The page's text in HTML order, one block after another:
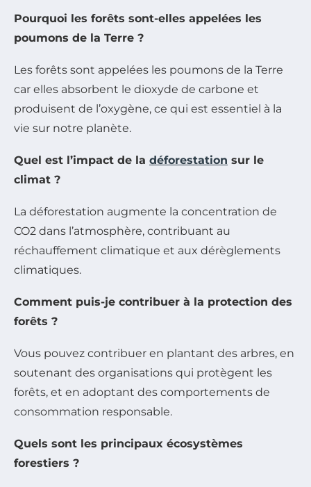
Pourquoi les forêts sont-elles appelées les
poumons de la Terre ?
Les forêts sont appelées les poumons de la Terre
car elles absorbent le dioxyde de carbone et
produisent de l’oxygène, ce qui est essentiel à la
vie sur notre planète.
Quel est l’impact de la déforestation sur le
climat ?
La déforestation augmente la concentration de
CO2 dans l’atmosphère, contribuant au
réchauffement climatique et aux dérèglements
climatiques.
Comment puis-je contribuer à la protection des
forêts ?
Vous pouvez contribuer en plantant des arbres, en
soutenant des organisations qui protègent les
forêts, et en adoptant des comportements de
consommation responsable.
Quels sont les principaux écosystèmes
forestiers ?